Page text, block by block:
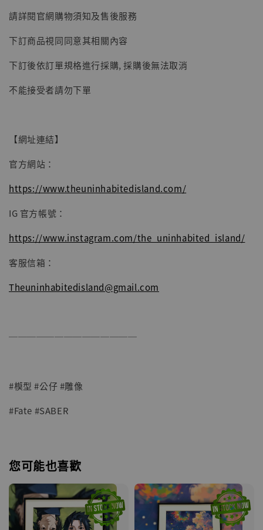
請詳閱官網購物須知及售後服務
下訂商品視同同意其相關內容
下訂後依訂單規格進行採購, 採購後無法取消
不能接受者請勿下單
【網址連結】
官方網站：
https://www.theuninhabitedisland.com/
IG 官方帳號：
https://www.instagram.com/the_uninhabited_island/
客服信箱：
Theuninhabitedisland@gmail.com
──────────────
#模型 #公仔 #雕像
#Fate #SABER
您可能也喜歡